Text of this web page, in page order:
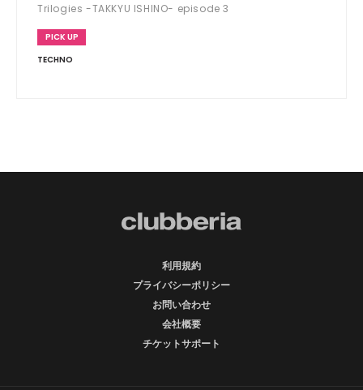
Trilogies -TAKKYU ISHINO- episode 3
PICK UP
TECHNO
利用規約
プライバシーポリシー
お問い合わせ
会社概要
チケットサポート